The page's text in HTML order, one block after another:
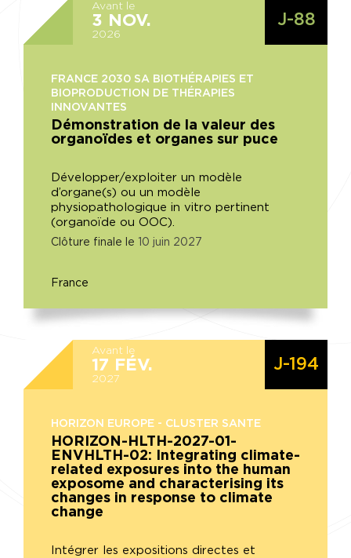
Avant le
3 NOV.
2026
J-88
FRANCE 2030 SA BIOTHÉRAPIES ET
BIOPRODUCTION DE THÉRAPIES
INNOVANTES
Démonstration de la valeur des
organoïdes et organes sur puce
Développer/exploiter un modèle
d’organe(s) ou un modèle
physiopathologique in vitro pertinent
(organoïde ou OOC).
Clôture finale le 10 juin 2027
France
Avant le
17 FÉV.
2027
J-194
HORIZON EUROPE - CLUSTER SANTE
HORIZON-HLTH-2027-01-
ENVHLTH-02: Integrating climate-
related exposures into the human
exposome and characterising its
changes in response to climate
change
Intégrer les expositions directes et